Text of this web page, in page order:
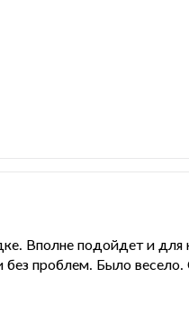
Вполне подойдет и
проблем. Было весело.